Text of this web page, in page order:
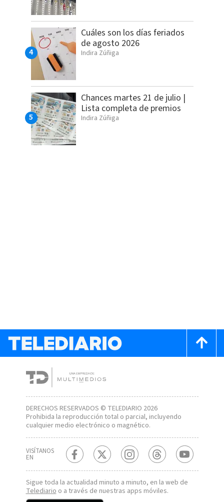
Cuáles son los días feriados
de agosto 2026
Indira Zúñiga
Chances martes 21 de julio |
Lista completa de premios
Indira Zúñiga
DERECHOS RESERVADOS © TELEDIARIO 2026
Prohibida la reproducción total o parcial, incluyendo
cualquier medio electrónico o magnético.
VISÍTANOS
EN
Sigue toda la actualidad minuto a minuto, en la web de
Telediarioo a través de nuestras apps móviles.